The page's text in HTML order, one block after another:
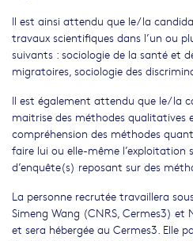
Il est ainsi attendu que le/la
travaux scientifiques dans l’un ou
suivants : sociologie de la santé et
migratoires, sociologie des
Il est également attendu que le/la
maitrise des méthodes qualitatives
compréhension des méthodes
faire lui ou elle-même l’exploitation
d’enquête(s) reposant sur des
La personne recrutée travaillera
Simeng Wang (CNRS, Cermes3) et
et sera hébergée au Cermes3. Elle